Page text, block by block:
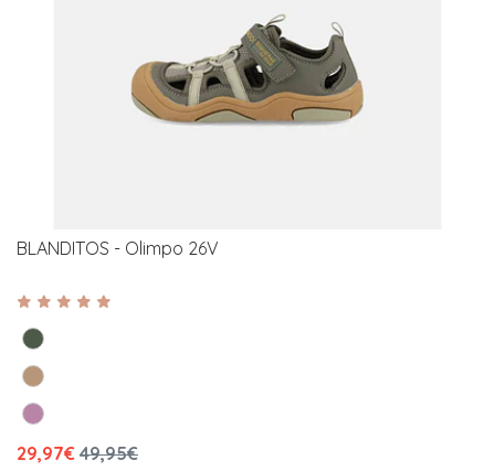
BLANDITOS - Olimpo 26V
29,97€ 49,95€